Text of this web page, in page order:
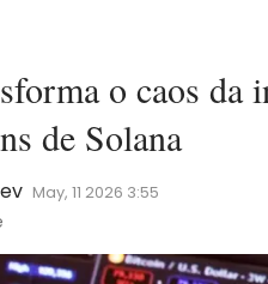
o caos da
de Solana
May, 11 2026 3:55